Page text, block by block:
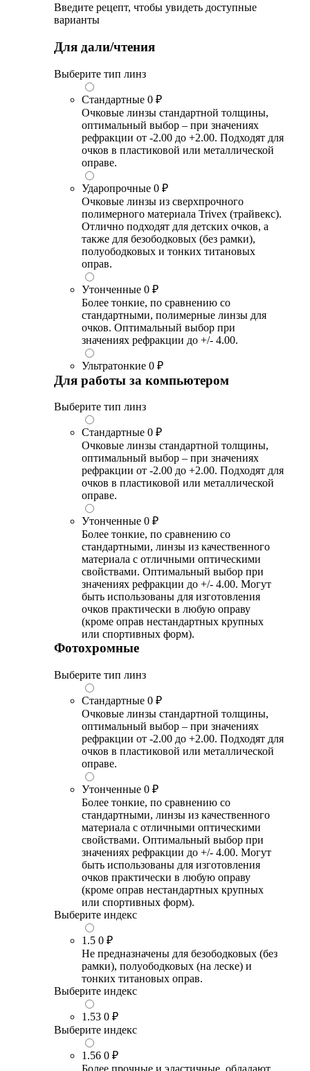
Введите рецепт, чтобы увидеть доступные
варианты
Для дали/чтения
Выберите тип линз
Стандартные 0 ₽
Очковые линзы стандартной толщины,
оптимальный выбор – при значениях
рефракции от -2.00 до +2.00. Подходят для
очков в пластиковой или металлической
оправе.
Ударопрочные 0 ₽
Очковые линзы из сверхпрочного
полимерного материала Trivex (трайвекс).
Отлично подходят для детских очков, а
также для безободковых (без рамки),
полуободковых и тонких титановых
оправ.
Утонченные 0 ₽
Более тонкие, по сравнению со
стандартными, полимерные линзы для
очков. Оптимальный выбор при
значениях рефракции до +/- 4.00.
Ультратонкие 0 ₽
Для работы за компьютером
Выберите тип линз
Стандартные 0 ₽
Очковые линзы стандартной толщины,
оптимальный выбор – при значениях
рефракции от -2.00 до +2.00. Подходят для
очков в пластиковой или металлической
оправе.
Утонченные 0 ₽
Более тонкие, по сравнению со
стандартными, линзы из качественного
материала с отличными оптическими
свойствами. Оптимальный выбор при
значениях рефракции до +/- 4.00. Могут
быть использованы для изготовления
очков практически в любую оправу
(кроме оправ нестандартных крупных
или спортивных форм).
Фотохромные
Выберите тип линз
Стандартные 0 ₽
Очковые линзы стандартной толщины,
оптимальный выбор – при значениях
рефракции от -2.00 до +2.00. Подходят для
очков в пластиковой или металлической
оправе.
Утонченные 0 ₽
Более тонкие, по сравнению со
стандартными, линзы из качественного
материала с отличными оптическими
свойствами. Оптимальный выбор при
значениях рефракции до +/- 4.00. Могут
быть использованы для изготовления
очков практически в любую оправу
(кроме оправ нестандартных крупных
или спортивных форм).
Выберите индекс
1.5 0 ₽
Не предназначены для безободковых (без
рамки), полуободковых (на леске) и
тонких титановых оправ.
Выберите индекс
1.53 0 ₽
Выберите индекс
1.56 0 ₽
Более прочные и эластичные, обладают